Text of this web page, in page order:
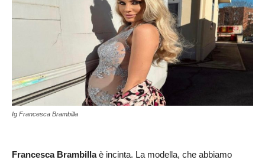
Ig Francesca Brambilla
Francesca Brambillaè incinta. La modella, che abbiamo